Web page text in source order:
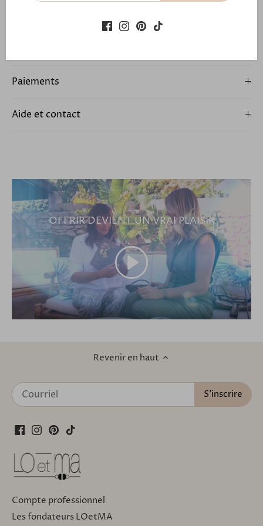
Paiements
Aide et contact
OFFRIR DEVIENT UN VRAI PLAISIR
Revenir en haut
Compte professionnel
Les fondateurs LOetMA